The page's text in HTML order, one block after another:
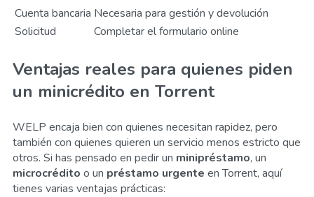
Cuenta bancaria Necesaria para gestión y devolución
Solicitud
Completar el formulario online
Ventajas reales para quienes piden
un minicrédito en Torrent
WELP encaja bien con quienes necesitan rapidez, pero
también con quienes quieren un servicio menos estricto que
otros. Si has pensado en pedir un minipréstamo, un
microcrédito o un préstamo urgente en Torrent, aquí
tienes varias ventajas prácticas: